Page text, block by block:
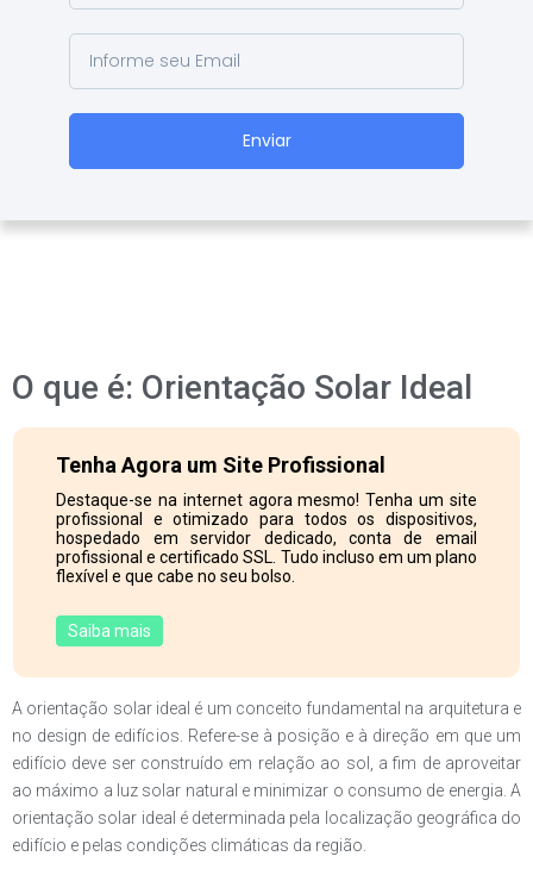
Enviar
O que é: Orientação Solar Ideal
Tenha Agora um Site Profissional
Destaque-se na internet agora mesmo! Tenha um site
profissional e otimizado para todos os dispositivos,
hospedado em servidor dedicado, conta de email
profissional e certificado SSL. Tudo incluso em um plano
flexível e que cabe no seu bolso.
Saiba mais
A orientação solar ideal é um conceito fundamental na arquitetura e
no design de edifícios. Refere-se à posição e à direção em que um
edifício deve ser construído em relação ao sol, a fim de aproveitar
ao máximo a luz solar natural e minimizar o consumo de energia. A
orientação solar ideal é determinada pela localização geográfica do
edifício e pelas condições climáticas da região.